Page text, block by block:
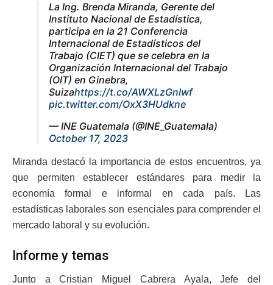
La Ing. Brenda Miranda, Gerente del
Instituto Nacional de Estadística,
participa en la 21 Conferencia
Internacional de Estadísticos del
Trabajo (CIET) que se celebra en la
Organización Internacional del Trabajo
(OIT) en Ginebra,
Suizahttps://t.co/AWXLzGnIwf
pic.twitter.com/OxX3HUdkne
— INE Guatemala (@INE_Guatemala)
October 17, 2023
Miranda destacó la importancia de estos encuentros, ya
que permiten establecer estándares para medir la
economía formal e informal en cada país. Las
estadísticas laborales son esenciales para comprender el
mercado laboral y su evolución.
Informe y temas
Junto a Cristian Miguel Cabrera Ayala, Jefe del